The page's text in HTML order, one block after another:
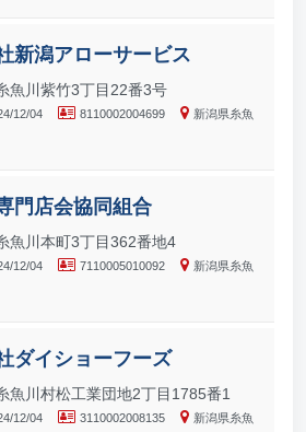
新潟アローサービス
魚川紫竹3丁目22番3号
12/04 8110002004699
新潟県糸魚
門店会協同組合
魚川本町3丁目362番地4
12/04 7110005010092
新潟県糸魚
ダイショーフーズ
魚川村松工業団地2丁目1785番1
12/04 3110002008135
新潟県糸魚